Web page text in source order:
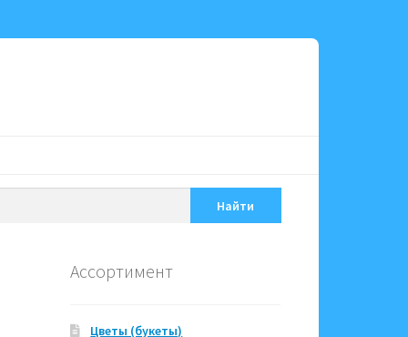
Найти
Ассортимент
Цветы (букеты)